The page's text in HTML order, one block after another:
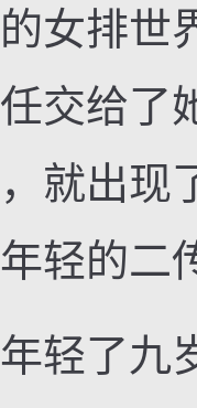
排世
交给了
就出现
轻的二
了九